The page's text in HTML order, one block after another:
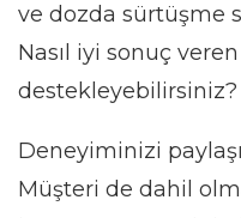
ve dozda sürtüşme
Nasıl iyi sonuç
destekleyebilirsiniz?
Deneyiminizi
Müşteri de dahil